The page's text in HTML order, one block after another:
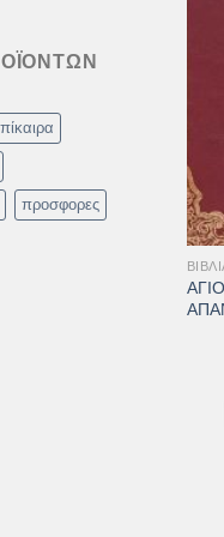
προσφορες
+